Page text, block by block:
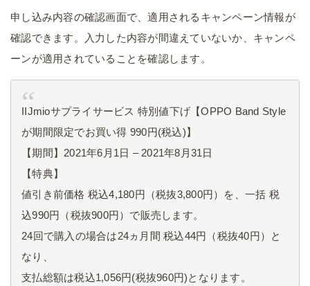
申し込み内容の確認画面で、適用されるキャンペーン情報が
確認できます。入力した内容が間違えていないか、キャンペ
ーンが適用されていることを確認します。
IIJmioサプライサービス 特別値下げ【OPPO Band Style
が期間限定でお買い得 990円(税込)】
【期間】2021年6月1日 – 2021年8月31日
【特典】
値引き前価格 税込4,180円（税抜3,800円）を、一括 税
込990円（税抜900円）で販売します。
24回で購入の場合は24ヵ月間 税込44円（税抜40円）と
なり、
支払総額は税込1,056円(税抜960円)となります。